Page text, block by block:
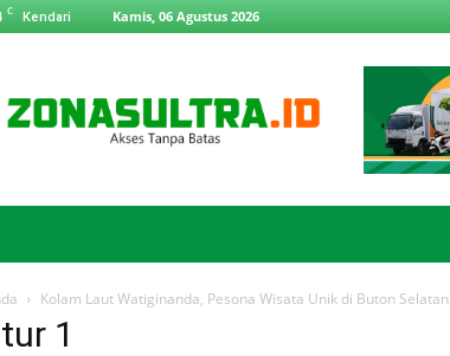
C Kendari Kamis, 06 Agustus 2026
Kolam Laut Watiginanda, Pesona Wisata Unik di Buton Selatan
1